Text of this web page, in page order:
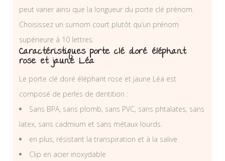
peut varier ainsi que la longueur du porte clé prénom.
Choisissez un surnom court plutôt qu’un prénom
supérieure à 10 lettres.
Caractéristiques porte clé doré éléphant
rose et jaune Léa
Le porte clé doré éléphant rose et jaune Léa est
composé de perles de dentition :
Sans BPA, sans plomb, sans PVC, sans phtalates, sans
latex, sans cadmium et sans métaux lourds.
en plus, résistant la transpiration et à la salive
Clip en acier inoxydable